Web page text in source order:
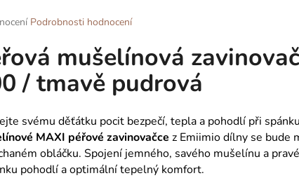
Podrobnosti hodnocení
mušelínová
/ tmavě pudrová
svému děťátku pocit bezpečí, tepla a pohodlí při
MAXI péřové zavinovačce z Emiimio dílny se bude
obláčku. Spojení jemného, savého mušelínu a
pohodlí a optimální tepelný komfort.